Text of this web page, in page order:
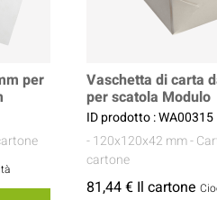
per Vaschetta di carta
per scatola Modulo
ID prodotto : WA00315
- 120x120x42 mm-
cartone
81,44 € Il cartone